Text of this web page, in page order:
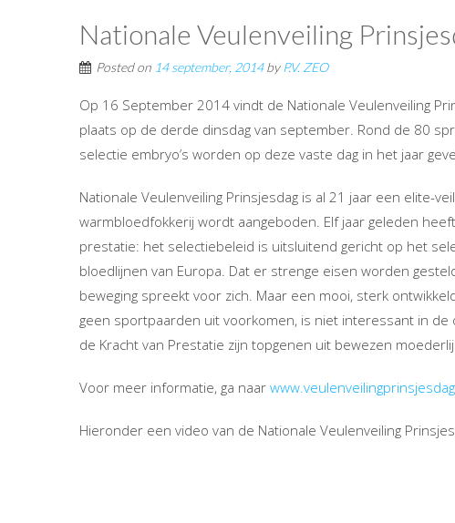
Nationale Veulenveiling
Posted on 14 september, 2014by P.V. ZEO
Op 16 September 2014 vindt de Nationale Veulenveiling
plaats op de derde dinsdag van september. Rond de 80
selectie embryo’s worden op deze vaste dag in het jaar
Nationale Veulenveiling Prinsjesdag is al 21 jaar een elite-
warmbloedfokkerij wordt aangeboden. Elf jaar geleden
prestatie: het selectiebeleid is uitsluitend gericht op het
bloedlijnen van Europa. Dat er strenge eisen worden
beweging spreekt voor zich. Maar een mooi, sterk
geen sportpaarden uit voorkomen, is niet interessant in
de Kracht van Prestatie zijn topgenen uit bewezen
Voor meer informatie, ga naar
Hieronder een video van de Nationale Veulenveiling